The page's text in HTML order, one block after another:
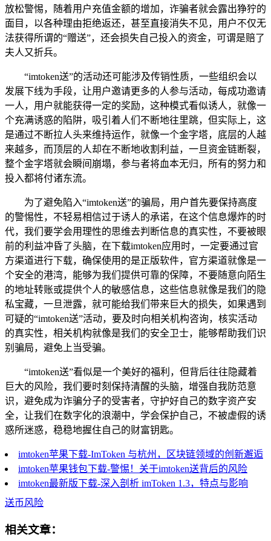
放松警惕，随着用户充值金额的增加，诈骗者就会露出狰狞的
面目，以各种理由拒绝返还，甚至直接消失不见，用户不仅无
法获得所谓的“赠送”，还会损失自己投入的资金，可谓是赔了
夫人又折兵。
“imtoken送”的活动还可能涉及传销性质，一些组织会以
发展下线为手段，让用户邀请更多的人参与活动，每成功邀请
一人，用户就能获得一定的奖励，这种模式看似诱人，就像一
个充满诱惑的陷阱，吸引着人们不断地往里跳，但实际上，这
是通过不断拉人头来维持运作，就像一个金字塔，底层的人越
来越多，而顶层的人却在不断地收割利益，一旦资金链断裂，
整个金字塔就会瞬间崩塌，参与者将血本无归，所有的努力和
投入都将付诸东流。
为了避免陷入“imtoken送”的骗局，用户首先要保持高度
的警惕性，不轻易相信过于诱人的承诺，在这个信息爆炸的时
代，我们要学会用理性的思维去判断信息的真实性，不要被眼
前的利益冲昏了头脑，在下载imtoken应用时，一定要通过官
方渠道进行下载，确保使用的是正版软件，官方渠道就像是一
个安全的港湾，能够为我们提供可靠的保障，不要随意向陌生
的地址转账或提供个人的敏感信息，这些信息就像是我们的隐
私宝藏，一旦泄露，就可能给我们带来巨大的损失，如果遇到
可疑的“imtoken送”活动，要及时向相关机构咨询，核实活动
的真实性，相关机构就像是我们的安全卫士，能够帮助我们识
别骗局，避免上当受骗。
“imtoken送”看似是一个美好的福利，但背后往往隐藏着
巨大的风险，我们要时刻保持清醒的头脑，增强自我防范意
识，避免成为诈骗分子的受害者，守护好自己的数字资产安
全，让我们在数字化的浪潮中，学会保护自己，不被虚假的诱
惑所迷惑，稳稳地握住自己的财富钥匙。
imtoken苹果下载-ImToken 与杭州，区块链领域的创新邂逅
imtoken苹果钱包下载-警惕！关于imtoken送背后的风险
imtoken最新版下载-深入剖析 imToken 1.3，特点与影响
送币风险
相关文章：